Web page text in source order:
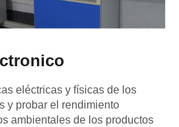
eléctricas y físicas de los
y probar el rendimiento
ambientales de los productos